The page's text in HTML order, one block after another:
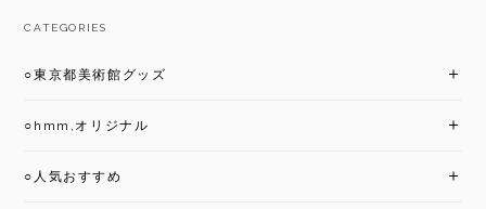
CATEGORIES
○東京都美術館グッズ
○hmm,オリジナル
○人気おすすめ